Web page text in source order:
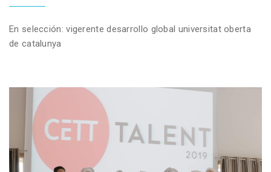
En selección: vigerente desarrollo global universitat oberta
de catalunya